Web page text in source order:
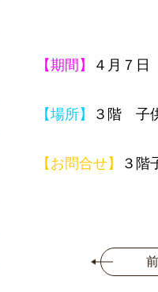
【期間】 ４月７日
【場所】 ３階 子
【お問合せ】 ３階